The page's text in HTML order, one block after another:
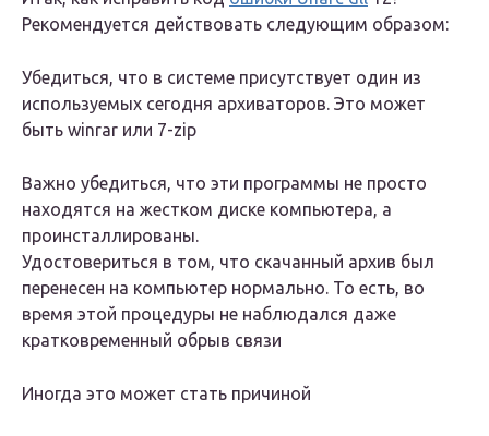
Рекомендуется действовать следующим образом:
Убедиться, что в системе присутствует один из
используемых сегодня архиваторов. Это может
быть winrar или 7-zip
Важно убедиться, что эти программы не просто
находятся на жестком диске компьютера, а
проинсталлированы.
Удостовериться в том, что скачанный архив был
перенесен на компьютер нормально. То есть, во
время этой процедуры не наблюдался даже
кратковременный обрыв связи
Иногда это может стать причиной